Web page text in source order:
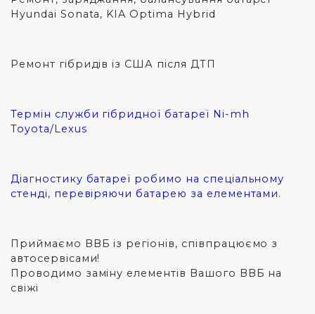
Hyundai Sonata, KIA Optima Hybrid
Ремонт гібридів із США після ДТП
Термін служби гібридної батареї Ni-mh
Toyota/Lexus
Діагностику батареї робимо на спеціальному
стенді, перевіряючи батарею за елементами.
Приймаємо ВВБ із регіонів, співпрацюємо з
автосервісами!
Проводимо заміну елементів Вашого ВВБ на
свіжі